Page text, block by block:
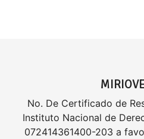
No. De Certificado de
Instituto Nacional de
072414361400-203 a